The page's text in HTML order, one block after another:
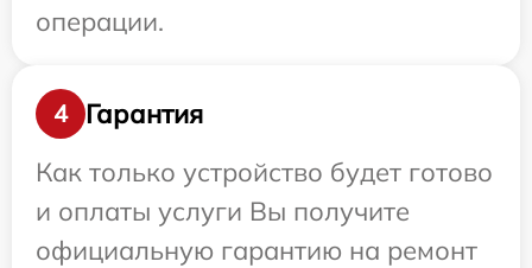
операции.
4
Гарантия
Как только устройство будет готово
и оплаты услуги Вы получите
официальную гарантию на ремонт